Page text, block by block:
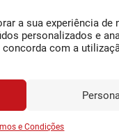
a sua experiência de
personalizados e
com a
e Condições
Assine o
Facebook
Instagram
YouTube
© 2026 Jornal da